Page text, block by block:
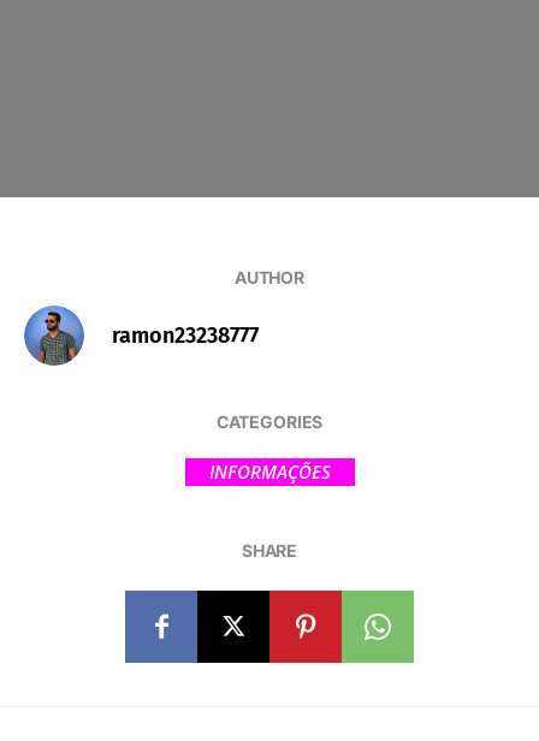
AUTHOR
ramon23238777
CATEGORIES
INFORMAÇÕES
SHARE